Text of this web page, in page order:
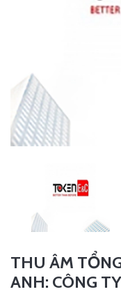
THU ÂM
ANH: CÔNG